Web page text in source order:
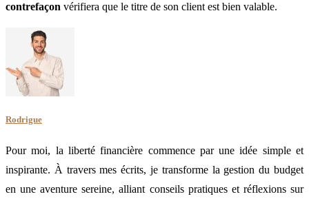
contrefaçon vérifiera que le titre de son client est bien valable.
Rodrigue
Pour moi, la liberté financière commence par une idée simple et
inspirante. À travers mes écrits, je transforme la gestion du budget
en une aventure sereine, alliant conseils pratiques et réflexions sur